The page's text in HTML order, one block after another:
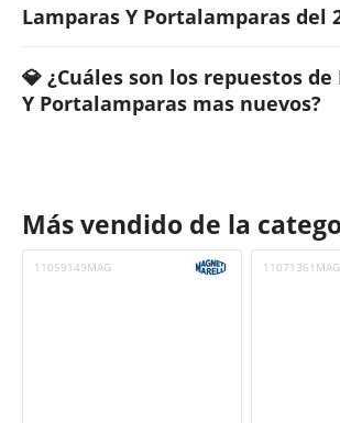
Lamparas Y Portalamparas del
💎 ¿Cuáles son los repuestos
Y Portalamparas mas nuevos?
Más vendido de la
11059149MAG 11071361MAG